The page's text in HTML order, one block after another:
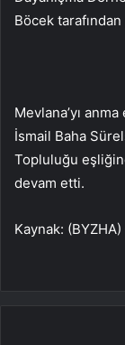
Böcek
Mevlana’yı
İsmail Baha
Topluluğu
devam etti.
Kaynak: